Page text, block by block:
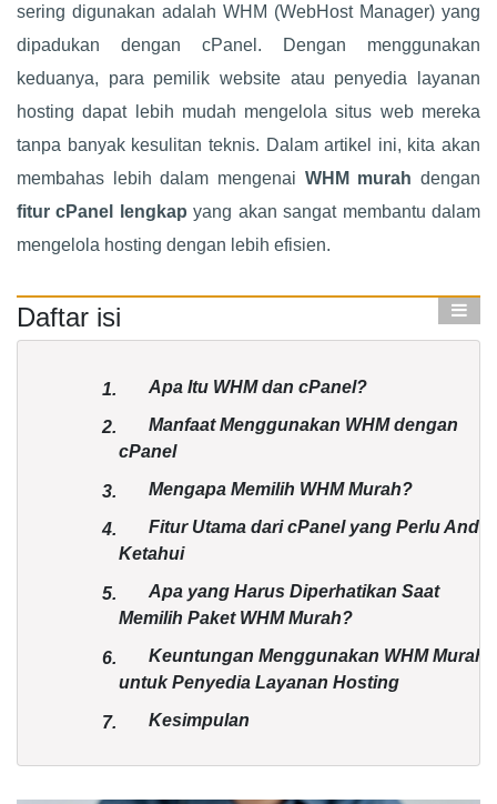
sering digunakan adalah WHM (WebHost Manager) yang
dipadukan dengan cPanel. Dengan menggunakan
keduanya, para pemilik website atau penyedia layanan
hosting dapat lebih mudah mengelola situs web mereka
tanpa banyak kesulitan teknis. Dalam artikel ini, kita akan
membahas lebih dalam mengenai WHM murah dengan
fitur cPanel lengkap yang akan sangat membantu dalam
mengelola hosting dengan lebih efisien.
Daftar isi
1. Apa Itu WHM dan cPanel?
2.
Manfaat Menggunakan WHM dengan
cPanel
3. Mengapa Memilih WHM Murah?
4.
Fitur Utama dari cPanel yang Perlu Anda
Ketahui
5.
Apa yang Harus Diperhatikan Saat
Memilih Paket WHM Murah?
6.
Keuntungan Menggunakan WHM Murah
untuk Penyedia Layanan Hosting
7. Kesimpulan